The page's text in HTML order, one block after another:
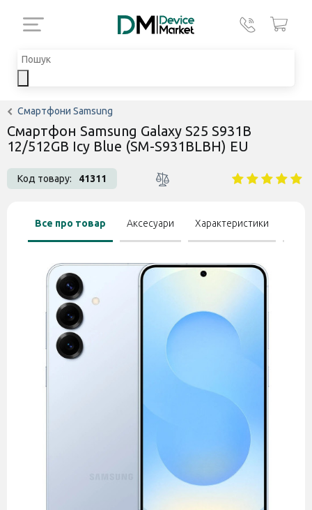
Смартфони Samsung
Смартфон Samsung Galaxy S25 S931B
12/512GB Icy Blue (SM-S931BLBH) EU
Код товару: 41311
Все про товар Аксесуари Характеристики